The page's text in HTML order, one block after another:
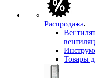
Распродажа
Товары